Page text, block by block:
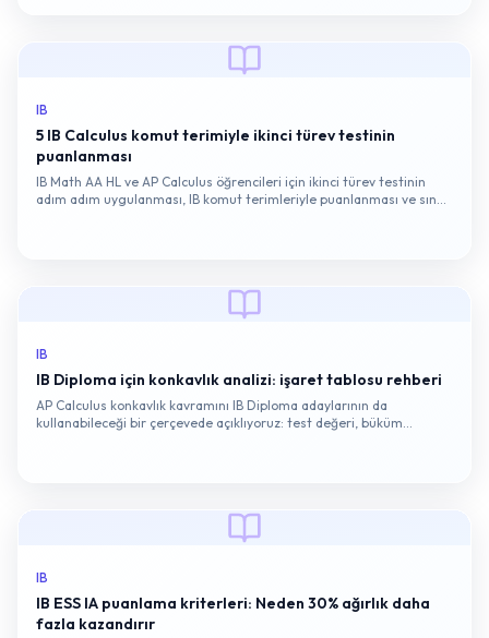
IB
5 IB Calculus komut terimiyle ikinci türev testinin
puanlanması
IB Math AA HL ve AP Calculus öğrencileri için ikinci türev testinin
adım adım uygulanması, IB komut terimleriyle puanlanması ve sınav
IB
IB Diploma için konkavlık analizi: işaret tablosu rehberi
AP Calculus konkavlık kavramını IB Diploma adaylarının da
kullanabileceği bir çerçevede açıklıyoruz: test değeri, büküm
IB
IB ESS IA puanlama kriterleri: Neden 30% ağırlık daha
fazla kazandırır